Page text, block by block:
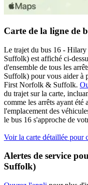
Carte de la ligne de
Le trajet du bus 16 -
Suffolk) est affiché ci-
d'ensemble de tous les
Suffolk) pour vous aider à
First Norfolk & Suffolk.
du trajet sur la carte,
comme les arrêts ayant été
l'emplacement des
le bus 16 s'approche de
Voir la carte détaillée pour
Alertes de service
Suffolk)